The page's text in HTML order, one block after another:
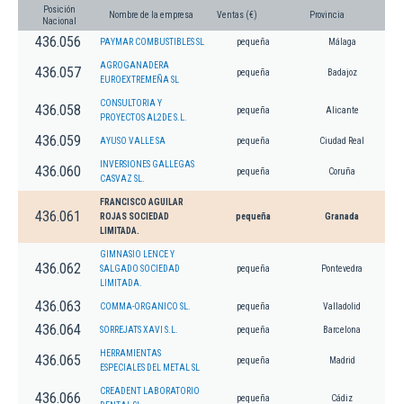
Posición
Nacional
Nombre de la empresa Ventas (€) Provincia
436.056 PAYMAR COMBUSTIBLES SL pequeña Málaga
436.057
AGROGANADERA
EUROEXTREMEÑA SL
pequeña Badajoz
436.058
CONSULTORIA Y
PROYECTOS AL2DE S.L.
pequeña Alicante
436.059 AYUSO VALLE SA pequeña Ciudad Real
436.060
INVERSIONES GALLEGAS
CASVAZ SL.
pequeña Coruña
436.061
FRANCISCO AGUILAR
ROJAS SOCIEDAD
LIMITADA.
pequeña Granada
436.062
GIMNASIO LENCE Y
SALGADO SOCIEDAD
LIMITADA.
pequeña Pontevedra
436.063 COMMA-ORGANICO SL. pequeña Valladolid
436.064 SORREJATS XAVI S.L. pequeña Barcelona
436.065
HERRAMIENTAS
ESPECIALES DEL METAL SL
pequeña Madrid
436.066
CREADENT LABORATORIO
pequeña Cádiz